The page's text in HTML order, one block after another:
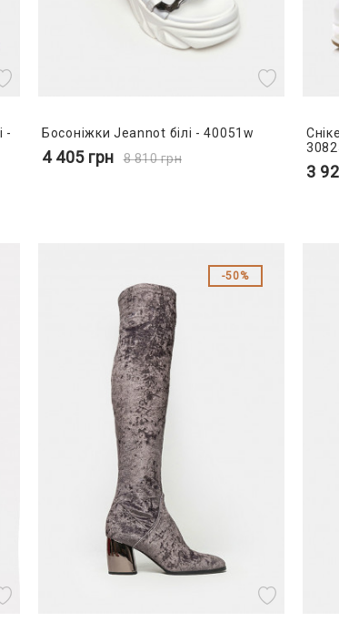
-
Босоніжки Jeannot білі - 40051w
4 405 грн 8 810грн
3
50%